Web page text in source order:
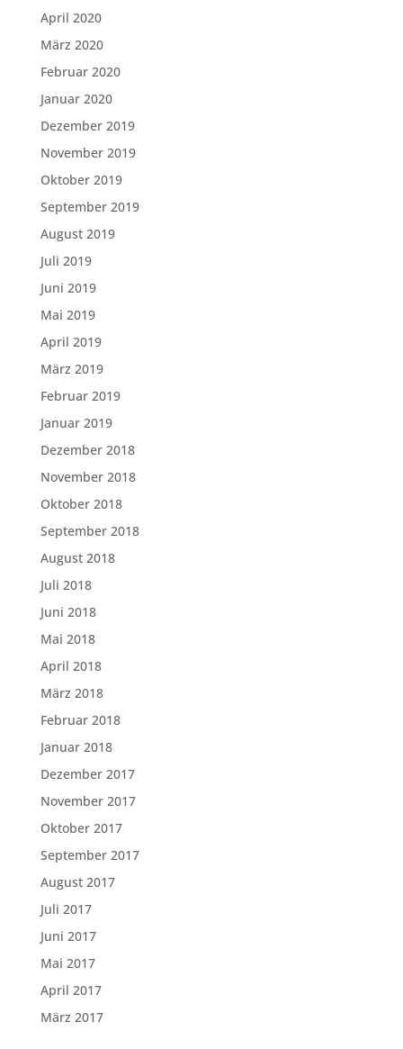
April 2020
März 2020
Februar 2020
Januar 2020
Dezember 2019
November 2019
Oktober 2019
September 2019
August 2019
Juli 2019
Juni 2019
Mai 2019
April 2019
März 2019
Februar 2019
Januar 2019
Dezember 2018
November 2018
Oktober 2018
September 2018
August 2018
Juli 2018
Juni 2018
Mai 2018
April 2018
März 2018
Februar 2018
Januar 2018
Dezember 2017
November 2017
Oktober 2017
September 2017
August 2017
Juli 2017
Juni 2017
Mai 2017
April 2017
März 2017